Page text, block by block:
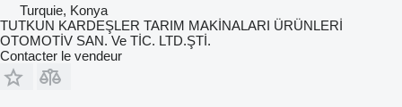
Turquie, Konya
TUTKUN KARDEŞLER TARIM MAKİNALARI ÜRÜNLERİ
OTOMOTİV SAN. Ve TİC. LTD.ŞTİ.
Contacter le vendeur